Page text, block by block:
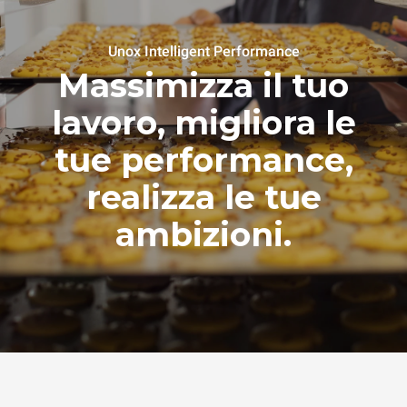
Unox Intelligent Performance
Massimizza il tuo
lavoro, migliora le
tue performance,
realizza le tue
ambizioni.